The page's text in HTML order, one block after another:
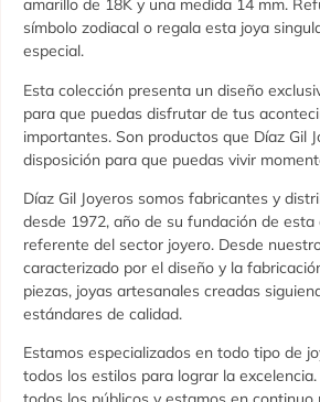
amarillo de 18K y una medida 14 mm.
símbolo zodiacal o regala esta joya
especial.
Esta colección presenta un diseño
para que puedas disfrutar de tus
importantes. Son productos que Díaz Gil
disposición para que puedas vivir
Díaz Gil Joyeros somos fabricantes y
desde 1972, año de su fundación de esta
referente del sector joyero. Desde
caracterizado por el diseño y la
piezas, joyas artesanales creadas
estándares de calidad.
Estamos especializados en todo tipo de
todos los estilos para lograr la